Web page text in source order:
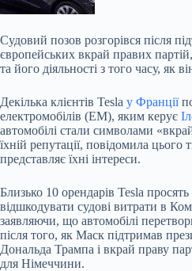
Судовий позов розгорівся після
європейських вкрай правих
та його діяльності з того часу, як
Декілька клієнтів Tesla у Франції
електромобілів (ЕМ), яким керує
автомобілі стали символами
їхній репутації, повідомила
представляє їхні інтереси.
Близько 10 орендарів Tesla просять
відшкодувати судові витрати в
заявляючи, що автомобілі
після того, як Маск підтримав
Дональда Трампа і вкрай праву
для Німеччини.